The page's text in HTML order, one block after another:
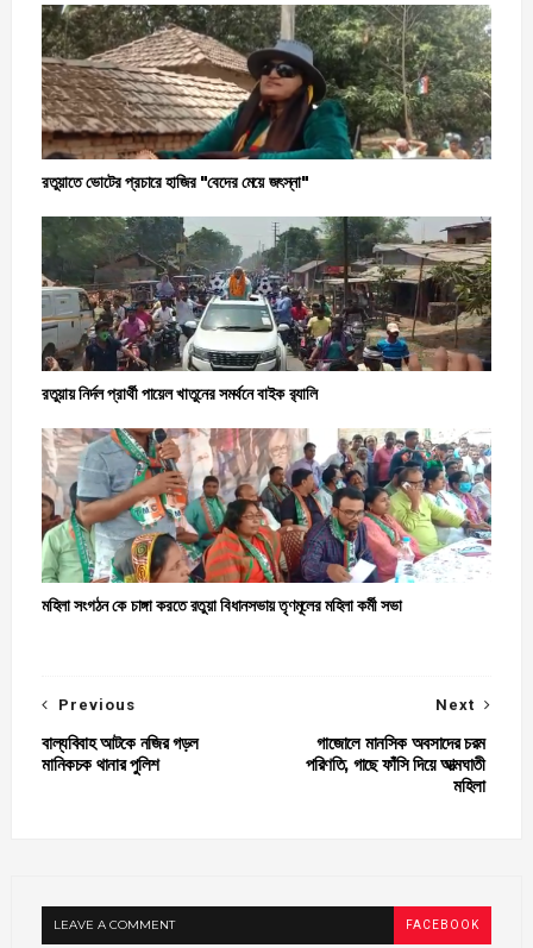
রতুয়াতে ভোটের প্রচারে হাজির "বেদের মেয়ে জৎস্না"
রতুয়ায় নির্দল প্রার্থী পায়েল খাতুনের সমর্থনে বাইক ব়্যালি
মহিলা সংগঠন কে চাঙ্গা করতে রতুয়া বিধানসভায় তৃণমূলের মহিলা কর্মী সভা
Next
গাজোলে মানসিক অবসাদের চরম
পরিণতি, গাছে ফাঁসি দিয়ে আত্মঘাতী
মহিলা
Previous
বাল্যবিবাহ আটকে নজির গড়ল
মানিকচক থানার পুলিশ
LEAVE A COMMENT FACEBOOK